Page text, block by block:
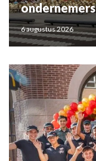
6 augustus 2026